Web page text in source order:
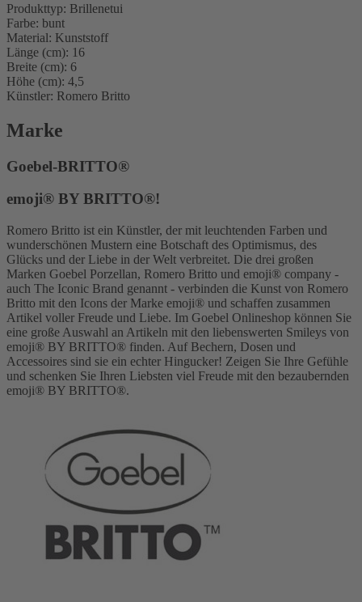
Produkttyp: Brillenetui
Farbe: bunt
Material: Kunststoff
Länge (cm): 16
Breite (cm): 6
Höhe (cm): 4,5
Künstler: Romero Britto
Marke
Goebel-BRITTO®
emoji® BY BRITTO®!
Romero Britto ist ein Künstler, der mit leuchtenden Farben und
wunderschönen Mustern eine Botschaft des Optimismus, des
Glücks und der Liebe in der Welt verbreitet. Die drei großen
Marken Goebel Porzellan, Romero Britto und emoji® company -
auch The Iconic Brand genannt - verbinden die Kunst von Romero
Britto mit den Icons der Marke emoji® und schaffen zusammen
Artikel voller Freude und Liebe. Im Goebel Onlineshop können Sie
eine große Auswahl an Artikeln mit den liebenswerten Smileys von
emoji® BY BRITTO® finden. Auf Bechern, Dosen und
Accessoires sind sie ein echter Hingucker! Zeigen Sie Ihre Gefühle
und schenken Sie Ihren Liebsten viel Freude mit den bezaubernden
emoji® BY BRITTO®.